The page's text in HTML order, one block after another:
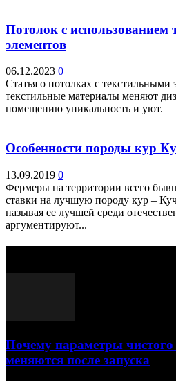
Потолок с использованием
элементов
06.12.2023 0
Статья о потолках с текстильными
текстильные материалы меняют
помещению уникальность и уют.
Особенности породы кур
13.09.2019 0
Фермеры на территории всего
ставки на лучшую породу кур –
называя ее лучшей среди
аргументируют...
Почему параметры
меняются после запуска